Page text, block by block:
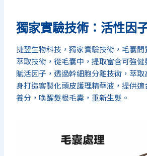
獨家實驗技術：活性因
捷翌生物科技，獨家實驗技術，毛囊
萃取技術，從毛囊中，提取富含可強
賦活因子，透過幹細胞分離技術，萃取
身打造客製化頭皮護理精華液，提供
養分，喚醒髮根毛囊，重新生髮。